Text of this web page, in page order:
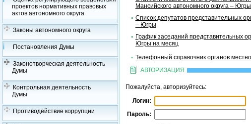
проектов нормативных правовых
актов автономного округа
Законы автономного округа
Постановления Думы
Законотворческая деятельность
Думы
Контрольная деятельность
Думы
Противодействие коррупции
Мансийского автономного округа – Югры
Список депутатов представительных
– Югры
График заседаний представительных
Югры на месяц
Телефонный справочник органов
АВТОРИЗАЦИЯ
Пожалуйста, авторизуйтесь:
Логин:
Пароль: